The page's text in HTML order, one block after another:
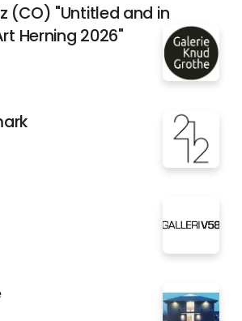
(CO) "Untitled and in
Herning 2026"